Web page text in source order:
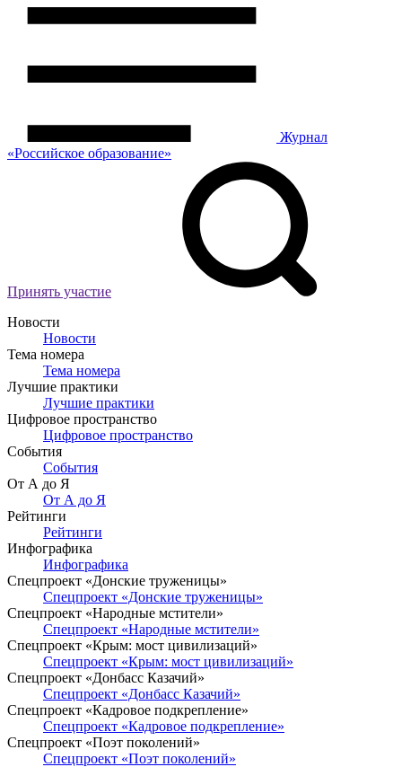
Журнал
«Российское образование»
Принять участие
Новости
Новости
Тема номера
Тема номера
Лучшие практики
Лучшие практики
Цифровое пространство
Цифровое пространство
События
События
От А до Я
От А до Я
Рейтинги
Рейтинги
Инфографика
Инфографика
Спецпроект «Донские труженицы»
Спецпроект «Донские труженицы»
Спецпроект «Народные мстители»
Спецпроект «Народные мстители»
Спецпроект «Крым: мост цивилизаций»
Спецпроект «Крым: мост цивилизаций»
Спецпроект «Донбасс Казачий»
Спецпроект «Донбасс Казачий»
Спецпроект «Кадровое подкрепление»
Спецпроект «Кадровое подкрепление»
Спецпроект «Поэт поколений»
Спецпроект «Поэт поколений»